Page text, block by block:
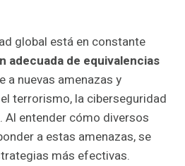
global está en constante
adecuada de equivalencias
a nuevas amenazas y
terrorismo, la ciberseguridad
Al entender cómo diversos
a estas amenazas, se
más efectivas.